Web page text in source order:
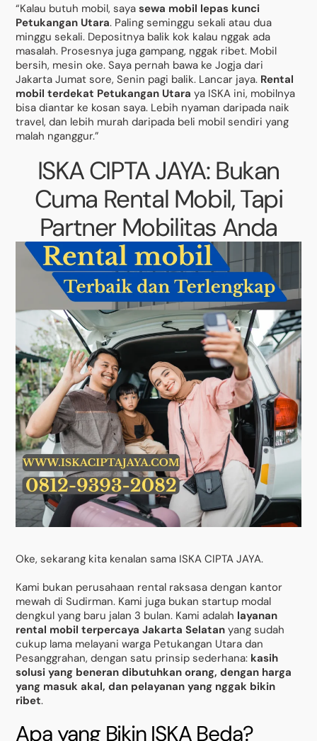
“Kalau butuh mobil, sayasewa mobil lepas kunci
Petukangan Utara. Paling seminggu sekali atau dua
minggu sekali. Depositnya balik kok kalau nggak ada
masalah. Prosesnya juga gampang, nggak ribet. Mobil
bersih, mesin oke. Saya pernah bawa ke Jogja dari
Jakarta Jumat sore, Senin pagi balik. Lancar jaya. Rental
mobil terdekat Petukangan Utara ya ISKA ini, mobilnya
bisa diantar ke kosan saya. Lebih nyaman daripada naik
travel, dan lebih murah daripada beli mobil sendiri yang
malah nganggur.”
ISKA CIPTA JAYA: Bukan
Cuma Rental Mobil, Tapi
Partner Mobilitas Anda
Oke, sekarang kita kenalan sama ISKA CIPTA JAYA.
Kami bukan perusahaan rental raksasa dengan kantor
mewah di Sudirman. Kami juga bukan startup modal
dengkul yang baru jalan 3 bulan. Kami adalah layanan
rental mobil terpercaya Jakarta Selatan yang sudah
cukup lama melayani warga Petukangan Utara dan
Pesanggrahan, dengan satu prinsip sederhana: kasih
solusi yang beneran dibutuhkan orang, dengan harga
yang masuk akal, dan pelayanan yang nggak bikin
ribet.
Apa yang Bikin ISKA Beda?